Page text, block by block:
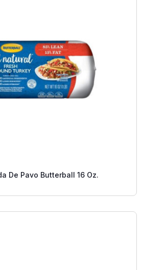
De Pavo Butterball 16 Oz.